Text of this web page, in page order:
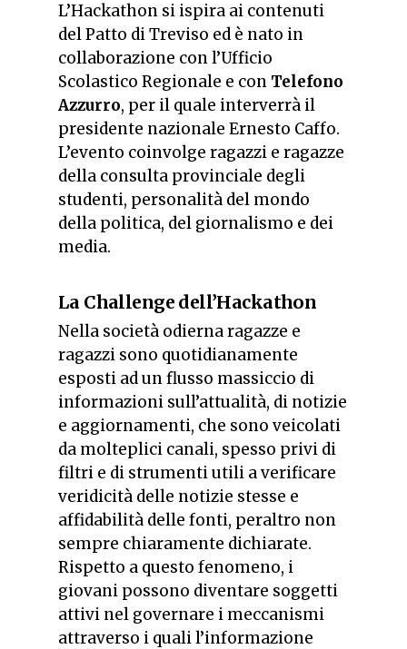
L’Hackathon si ispira ai contenuti
del Patto di Treviso ed è nato in
collaborazione con l’Ufficio
Scolastico Regionale e con Telefono
Azzurro, per il quale interverrà il
presidente nazionale Ernesto Caffo.
L’evento coinvolge ragazzi e ragazze
della consulta provinciale degli
studenti, personalità del mondo
della politica, del giornalismo e dei
media.
La Challenge dell’Hackathon
Nella società odierna ragazze e
ragazzi sono quotidianamente
esposti ad un flusso massiccio di
informazioni sull’attualità, di notizie
e aggiornamenti, che sono veicolati
da molteplici canali, spesso privi di
filtri e di strumenti utili a verificare
veridicità delle notizie stesse e
affidabilità delle fonti, peraltro non
sempre chiaramente dichiarate.
Rispetto a questo fenomeno, i
giovani possono diventare soggetti
attivi nel governare i meccanismi
attraverso i quali l’informazione